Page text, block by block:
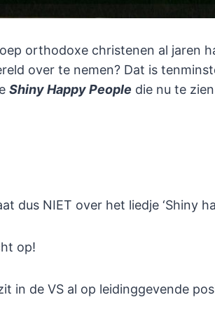
orthodoxe christenen al jaren
over te nemen? Dat is
Shiny Happy People die nu te
dus NIET over het liedje ‘Shiny
op!
in de VS al op leidinggevende